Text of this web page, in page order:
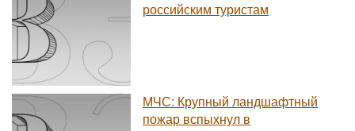
российским туристам
МЧС: Крупный ландшафтный
пожар вспыхнул в